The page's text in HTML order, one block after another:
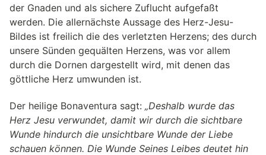
der Gnaden und als sichere Zuflucht aufgefaßt
werden. Die allernächste Aussage des Herz-Jesu-
Bildes ist freilich die des verletzten Herzens; des durch
unsere Sünden gequälten Herzens, was vor allem
durch die Dornen dargestellt wird, mit denen das
göttliche Herz umwunden ist.
Der heilige Bonaventura sagt: „Deshalb wurde das
Herz Jesu verwundet, damit wir durch die sichtbare
Wunde hindurch die unsichtbare Wunde der Liebe
schauen können. Die Wunde Seines Leibes deutet hin